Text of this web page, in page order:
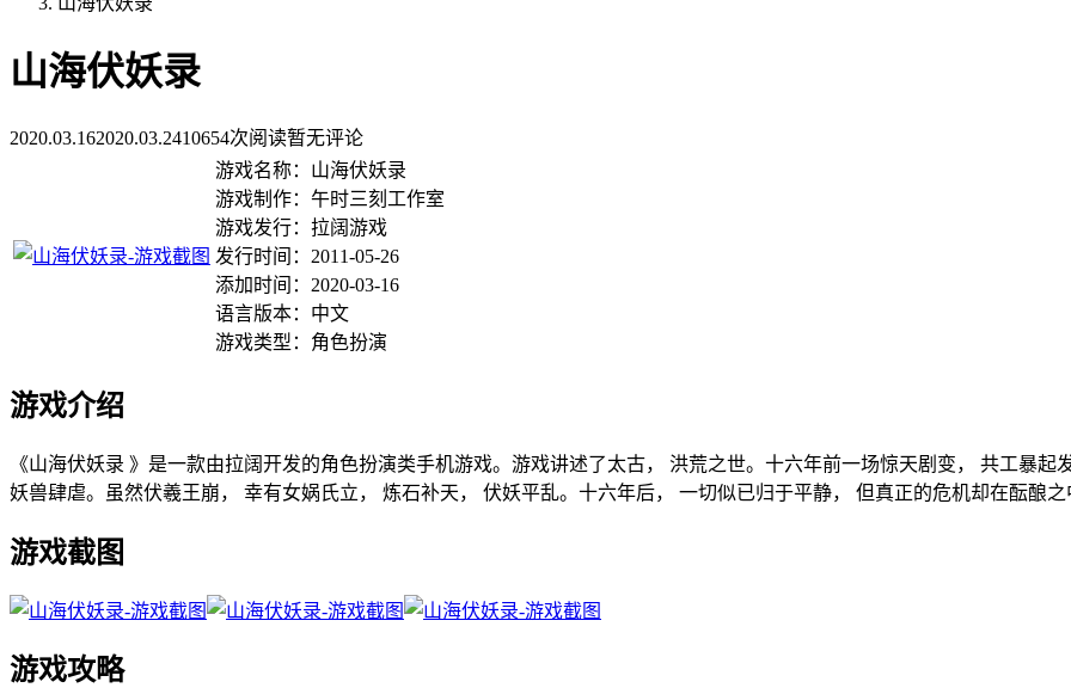
山海伏妖录
2020.03.162020.03.2410654次阅读暂无评论
游戏名称：山海伏妖录
游戏制作：午时三刻工作室
游戏发行：拉阔游戏
发行时间：2011-05-26
添加时间：2020-03-16
语言版本：中文
游戏类型：角色扮演
游戏介绍
《山海伏妖录 》是一款由拉阔开发的角色扮演类手机游戏。游戏讲述了太古， 洪荒之世。十六年前一场惊天剧变， 共工暴
妖兽肆虐。虽然伏羲王崩， 幸有女娲氏立， 炼石补天， 伏妖平乱。十六年后， 一切似已归于平静， 但真正的危机却在酝酿
游戏截图
游戏攻略